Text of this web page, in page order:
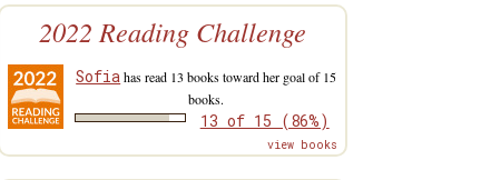
2022 Reading Challenge
Sofiahas read 13 books toward her goal of 15
books.
13 of 15 (86%)
view books